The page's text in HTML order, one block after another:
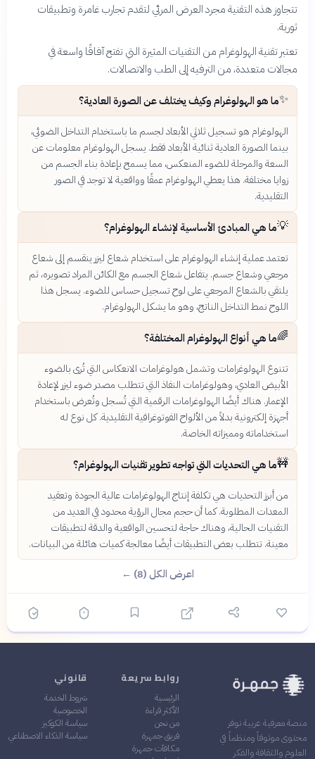
تتجاوز هذه التقنية مجرد العرض المرئي لتقدم تجارب غامرة وتطبيقات
ثورية.
تعتبر تقنية الهولوغرام من التقنيات المثيرة التي تفتح آفاقًا واسعة في
مجالات متعددة، من الترفيه إلى الطب والاتصالات.
✨ما هو الهولوغرام وكيف يختلف عن الصورة العادية؟
الهولوغرام هو تسجيل ثلاثي الأبعاد لجسم ما باستخدام التداخل الضوئي،
بينما الصورة العادية ثنائية الأبعاد فقط. يسجل الهولوغرام معلومات عن
السعة والمرحلة للضوء المنعكس، مما يسمح بإعادة بناء الجسم من
زوايا مختلفة. هذا يعطي الهولوغرام عمقًا وواقعية لا توجد في الصور
التقليدية.
💡ما هي المبادئ الأساسية لإنشاء الهولوغرام؟
تعتمد عملية إنشاء الهولوغرام على استخدام شعاع ليزر ينقسم إلى شعاع
مرجعي وشعاع جسم. يتفاعل شعاع الجسم مع الكائن المراد تصويره، ثم
يلتقي بالشعاع المرجعي على لوح تسجيل حساس للضوء. يسجل هذا
اللوح نمط التداخل الناتج، وهو ما يشكل الهولوغرام.
🌈ما هي أنواع الهولوغرام المختلفة؟
تتنوع الهولوغرامات وتشمل هولوغرامات الانعكاس التي تُرى بالضوء
الأبيض العادي، وهولوغرامات النفاذ التي تتطلب مصدر ضوء ليزر لإعادة
الإعمار. هناك أيضًا الهولوغرامات الرقمية التي تُسجل وتُعرض باستخدام
أجهزة إلكترونية بدلاً من الألواح الفوتوغرافية التقليدية. كل نوع له
استخداماته ومميزاته الخاصة.
🚧ما هي التحديات التي تواجه تطوير تقنيات الهولوغرام؟
من أبرز التحديات هي تكلفة إنتاج الهولوغرامات عالية الجودة وتعقيد
المعدات المطلوبة. كما أن حجم مجال الرؤية محدود في العديد من
التقنيات الحالية، وهناك حاجة لتحسين الواقعية والدقة لتطبيقات
معينة. تتطلب بعض التطبيقات أيضًا معالجة كميات هائلة من البيانات.
اعرض الكل (8) ←
منصة معرفية عربية توفر
محتوى موثوقاً ومنظماً في
العلوم والثقافة والفكر
روابط سريعة
الرئيسية
الأكثر قراءة
من نحن
فريق جمهرة
مكافآت جمهرة
قانوني
شروط الخدمة
الخصوصية
سياسة الكوكيز
سياسة الذكاء الاصطناعي